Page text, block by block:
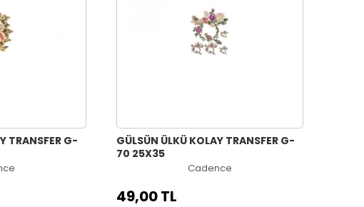
TRANSFER G-
GÜLSÜN ÜLKÜ KOLAY TRANSFER G-
70 25X35
Cadence
49,00 TL